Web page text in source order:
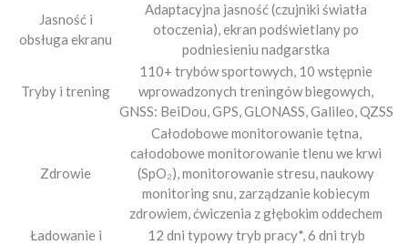
Jasność i
obsługa ekranu
Adaptacyjna jasność (czujniki światła
otoczenia), ekran podświetlany po
podniesieniu nadgarstka
Tryby i trening
110+ trybów sportowych, 10 wstępnie
wprowadzonych treningów biegowych,
GNSS: BeiDou, GPS, GLONASS, Galileo, QZSS
Zdrowie
Całodobowe monitorowanie tętna,
całodobowe monitorowanie tlenu we krwi
(SpO₂), monitorowanie stresu, naukowy
monitoring snu, zarządzanie kobiecym
zdrowiem, ćwiczenia z głębokim oddechem
Ładowanie i
12 dni typowy tryb pracy*, 6 dni tryb